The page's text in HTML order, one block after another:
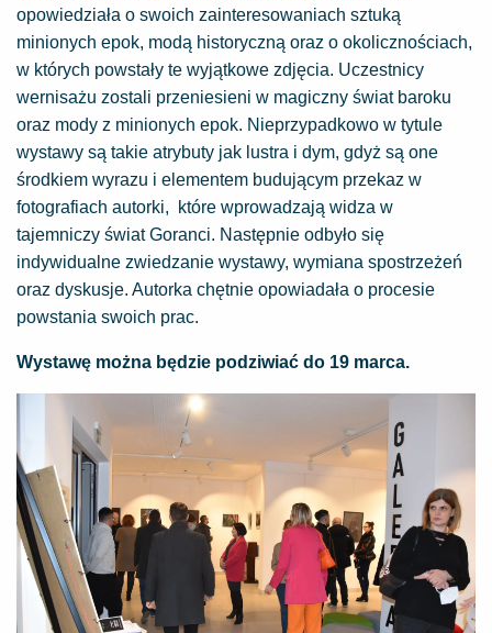
opowiedziała o swoich zainteresowaniach sztuką
minionych epok, modą historyczną oraz o okolicznościach,
w których powstały te wyjątkowe zdjęcia. Uczestnicy
wernisażu zostali przeniesieni w magiczny świat baroku
oraz mody z minionych epok. Nieprzypadkowo w tytule
wystawy są takie atrybuty jak lustra i dym, gdyż są one
środkiem wyrazu i elementem budującym przekaz w
fotografiach autorki, które wprowadzają widza w
tajemniczy świat Goranci. Następnie odbyło się
indywidualne zwiedzanie wystawy, wymiana spostrzeżeń
oraz dyskusje. Autorka chętnie opowiadała o procesie
powstania swoich prac.
Wystawę można będzie podziwiać do 19 marca.